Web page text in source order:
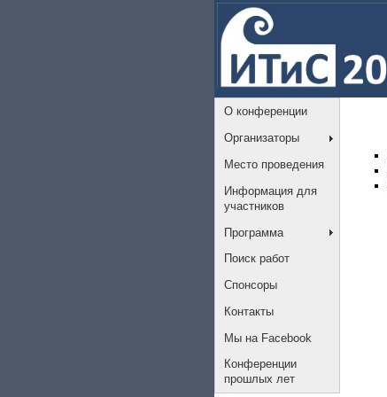
О конференции
Организаторы
Место проведения
Информация для
участников
Программа
Поиск работ
Спонсоры
Контакты
Мы на Facebook
Конференции
прошлых лет